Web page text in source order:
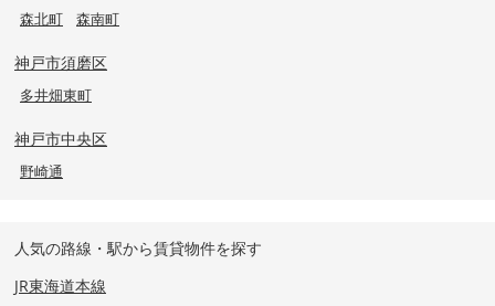
森北町
森南町
神戸市須磨区
多井畑東町
神戸市中央区
野崎通
人気の路線・駅から賃貸物件を探す
JR東海道本線